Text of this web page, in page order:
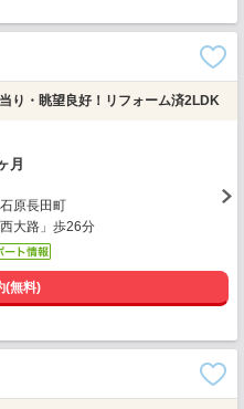
り・眺望良好！リフォーム済2LDK
月
原長田町
大路」歩26分
(無料)